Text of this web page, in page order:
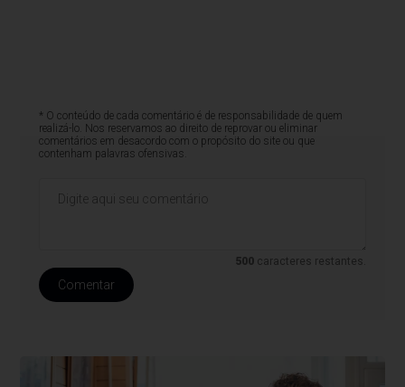
* O conteúdo de cada comentário é de responsabilidade de quem
realizá-lo. Nos reservamos ao direito de reprovar ou eliminar
comentários em desacordo com o propósito do site ou que
contenham palavras ofensivas.
500 caracteres restantes.
Comentar